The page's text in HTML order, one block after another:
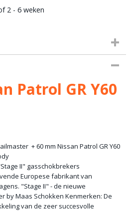
2 - 6 weken
Patrol GR Y60
+ 60 mm Nissan Patrol GR Y60
II" gasschokbrekers
Europese fabrikant van
"Stage II" - de nieuwe
by Maas Schokken Kenmerken: De
van de zeer succesvolle